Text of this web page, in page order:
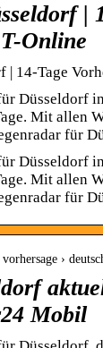
|
Online
14-Tage
Düsseldorf
Mit allen
für
Düsseldorf
Mit allen
für
›
Mobil